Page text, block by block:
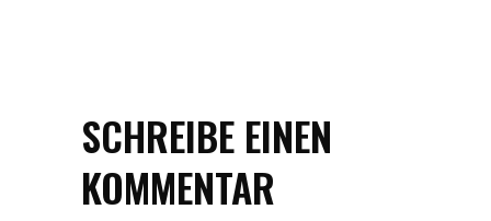
SCHREIBE EINEN
KOMMENTAR